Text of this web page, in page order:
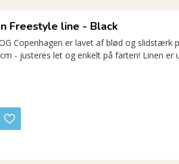
Freestyle line - Black
Copenhagen er lavet af blød og slidstærk
- justeres let og enkelt på farten! Linen er